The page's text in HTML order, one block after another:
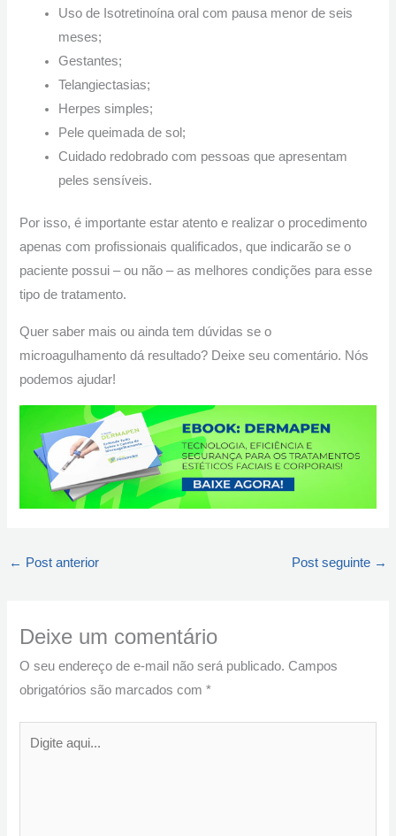
Uso de Isotretinoína oral com pausa menor de seis
meses;
Gestantes;
Telangiectasias;
Herpes simples;
Pele queimada de sol;
Cuidado redobrado com pessoas que apresentam
peles sensíveis.
Por isso, é importante estar atento e realizar o procedimento
apenas com profissionais qualificados, que indicarão se o
paciente possui – ou não – as melhores condições para esse
tipo de tratamento.
Quer saber mais ou ainda tem dúvidas se o
microagulhamento dá resultado? Deixe seu comentário. Nós
podemos ajudar!
← Post anterior Post seguinte →
Deixe um comentário
O seu endereço de e-mail não será publicado. Campos
obrigatórios são marcados com*